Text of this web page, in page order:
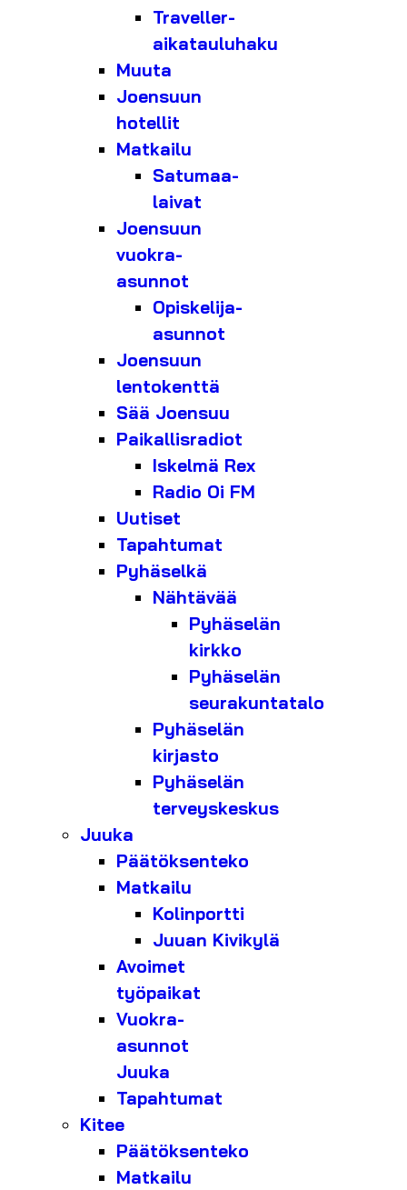
Traveller-
aikatauluhaku
Muuta
Joensuun
hotellit
Matkailu
Satumaa-
laivat
Joensuun
vuokra-
asunnot
Opiskelija-
asunnot
Joensuun
lentokenttä
Sää Joensuu
Paikallisradiot
Iskelmä Rex
Radio Oi FM
Uutiset
Tapahtumat
Pyhäselkä
Nähtävää
Pyhäselän
kirkko
Pyhäselän
seurakuntatalo
Pyhäselän
kirjasto
Pyhäselän
terveyskeskus
Juuka
Päätöksenteko
Matkailu
Kolinportti
Juuan Kivikylä
Avoimet
työpaikat
Vuokra-
asunnot
Juuka
Tapahtumat
Kitee
Päätöksenteko
Matkailu